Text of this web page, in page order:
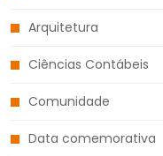
Arquitetura
Ciências Contábeis
Comunidade
Data comemorativa